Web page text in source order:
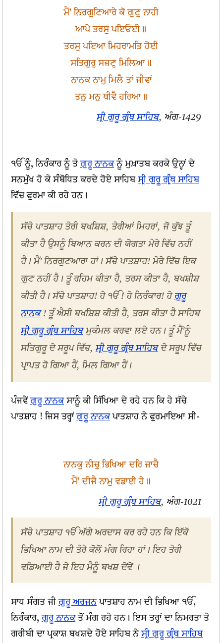
ਮੈਂ' ਨਿਰਗੁਣਿਆਰੇ ਕੋ ਗੁਣੁ ਨਾਹੀ
ਆਪੇ ਤਰਸੁ ਪਇਓਈ॥
ਤਰਸੁ ਪਇਆ ਮਿਹਰਾਮਤਿ ਹੋਈ
ਸਤਿਗੁਰੁ ਸਜਣੁ ਮਿਲਿਆ॥
ਨਾਨਕ ਨਾਮੁ ਮਿਲੈ ਤਾਂ ਜੀਵਾਂ
ਤਨੁ ਮਨੁ ਥੀਵੈ ਹਰਿਆ॥
ਸ੍ਰੀ ਗੁਰੂ ਗ੍ਰੰਥ ਸਾਹਿਬ, ਅੰਗ-1429
ੴ ਨੂੰ, ਨਿਰੰਕਾਰ ਨੂੰ ਤੇਗੁਰੂ ਨਾਨਕਨੂੰ ਮੁਖ਼ਾਤਬ ਕਰਕੇ ਉਨ੍ਹਾਂ ਦੇ
ਸਨਮੁੱਖ ਹੋ ਕੇ ਸੰਬੋਧਿਤ ਕਰਦੇ ਹੋਏ ਸਾਹਿਬ ਸ੍ਰੀ ਗੁਰੂ ਗ੍ਰੰਥ ਸਾਹਿਬ
ਵਿੱਚ ਫੁਰਮਾ ਕੀ ਰਹੇ ਹਨ।
ਸੱਚੇ ਪਾਤਸ਼ਾਹ ਤੇਰੀ ਬਖਸ਼ਿਸ਼, ਤੇਰੀਆਂ ਮਿਹਰਾਂ, ਜੋ ਕੁੱਝ ਤੂੰ
ਕੀਤਾ ਹੈ ਉਸਨੂੰ ਬਿਆਨ ਕਰਨ ਦੀ ਯੋਗਤਾ ਮੇਰੇ ਵਿੱਚ ਨਹੀਂ
ਹੈ। ਮੈਂ' ਨਿਰਗੁਣਆਰਾ ਹਾਂ। ਸੱਚੇ ਪਾਤਸ਼ਾਹ! ਮੇਰੇ ਵਿੱਚ ਇਕ
ਗੁਣ ਨਹੀਂ ਹੈ। ਤੂੰ ਰਹਿਮ ਕੀਤਾ ਹੈ, ਤਰਸ ਕੀਤਾ ਹੈ, ਬਖਸ਼ੀਸ਼
ਕੀਤੀ ਹੈ। ਸੱਚੇ ਪਾਤਸ਼ਾਹ! ਹੇ ੴ ! ਹੇ ਨਿਰੰਕਾਰ! ਹੇ ਗੁਰੂ
ਨਾਨਕ! ਤੂੰ ਐਸੀ ਬਖਸ਼ਿਸ਼ ਕੀਤੀ ਹੈ, ਤਰਸ ਕੀਤਾ ਹੈ ਸਾਹਿਬ
ਸ੍ਰੀ ਗੁਰੂ ਗ੍ਰੰਥ ਸਾਹਿਬਮੁਕੰਮਲ ਕਰਵਾ ਲਏ ਹਨ। ਤੂੰ ਮੈਂ'ਨੂੰ
ਸਤਿਗੁਰੂ ਦੇ ਸਰੂਪ ਵਿੱਚ, ਸ੍ਰੀ ਗੁਰੂ ਗ੍ਰੰਥ ਸਾਹਿਬਦੇ ਸਰੂਪ ਵਿੱਚ
ਪ੍ਰਾਪਤ ਹੋ ਗਿਆ ਹੈਂ, ਮਿਲ ਗਿਆ ਹੈਂ।
ਪੰਜਵੇਂਗੁਰੂ ਨਾਨਕਸਾਨੂੰ ਕੀ ਸਿੱਖਿਆ ਦੇ ਰਹੇ ਹਨ ਕਿ ਹੇ ਸੱਚੇ
ਪਾਤਸ਼ਾਹ ! ਜਿਸ ਤਰ੍ਹਾਂਗੁਰੂ ਨਾਨਕਪਾਤਸ਼ਾਹ ਨੇ ਫੁਰਮਾਇਆ ਸੀ-
ਨਾਨਕੁ ਨੀਚੁ ਭਿਖਿਆ ਦਰਿ ਜਾਚੈ
ਮੈਂ' ਦੀਜੈ ਨਾਮੁ ਵਡਾਈ ਹੇ॥
ਸ੍ਰੀ ਗੁਰੂ ਗ੍ਰੰਥ ਸਾਹਿਬ, ਅੰਗ-1021
ਸੱਚੇ ਪਾਤਸ਼ਾਹ ੴ ਅੱਗੇ ਅਰਦਾਸ ਕਰ ਰਹੇ ਹਨ ਕਿ ਇੱਕੋ
ਭਿਖਿਆ ਨਾਮ ਦੀ ਤੇਰੇ ਕੋਲੋਂ ਮੰਗ ਰਿਹਾ ਹਾਂ। ਇਹ ਤੇਰੀ
ਵਡਿਆਈ ਹੈ ਜੇ ਇਹ ਮੈਨੂੰ ਬਖਸ਼ ਦੇਂਵੇਂ ।
ਸਾਧ ਸੰਗਤ ਜੀਗੁਰੂ ਅਰਜਨਪਾਤਸ਼ਾਹ ਨਾਮ ਦੀ ਭਿਖਿਆ ੴ,
ਨਿਰੰਕਾਰ,ਗੁਰੂ ਨਾਨਕਤੋਂ ਮੰਗ ਰਹੇ ਹਨ। ਇਸ ਤਰ੍ਹਾਂ ਦਾ ਨਿਮਰਤਾ ਤੇ
ਗਰੀਬੀ ਦਾ ਪ੍ਰਕਾਸ਼ ਬਖਸ਼ਦੇ ਹੋਏ ਸਾਹਿਬ ਨੇ ਸ੍ਰੀ ਗੁਰੂ ਗ੍ਰੰਥ ਸਾਹਿਬ